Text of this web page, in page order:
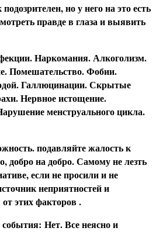
но у него на это есть
правде в глаза и выявить
Наркомания. Алкоголизм.
Помешательство. Фобии.
Галлюцинации. Скрытые
Нервное истощение.
менструального цикла.
подавляйте жалость к
добро на добро. Самому не лезть
если не просили и не
неприятностей и
от этих факторов .
Нет. Все неясно и